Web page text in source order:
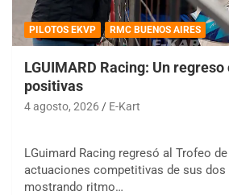
PILOTOS EKVP RMC BUENOS AIRES
LGUIMARD Racing: Un
positivas
4 agosto, 2026 E-Kart
LGuimard Racing regresó al Trofeo
actuaciones competitivas de sus dos
mostrando ritmo…